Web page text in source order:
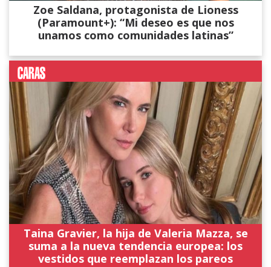
Zoe Saldana, protagonista de Lioness
(Paramount+): “Mi deseo es que nos
unamos como comunidades latinas”
Taina Gravier, la hija de Valeria Mazza, se
suma a la nueva tendencia europea: los
vestidos que reemplazan los pareos